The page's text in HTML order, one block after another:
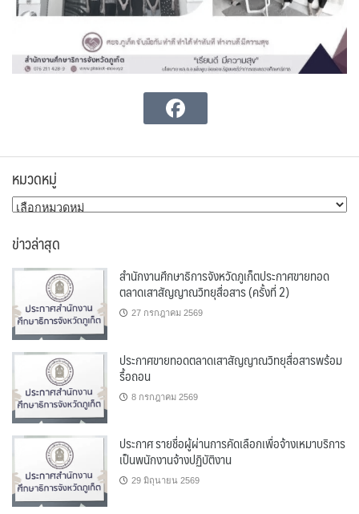
หมวดหมู่
หมวด
ข่าวล่าสุด
สำนักงานศึกษาธิการจังหวัดภูเก็ตประกาศขายทอด
ตลาดเสาสัญญาณวิทยุสื่อสาร (ครั้งที่ 2)
27 กรกฎาคม 2569
ประกาศขายทอดตลาดเสาสัญญาณวิทยุสื่อสารพร้อม
รื้อถอน
8 กรกฎาคม 2569
ประกาศ รายชื่อผู้ผ่านการคัดเลือกเพื่อจ้างเหมาบริการ
เป็นพนักงานจ้างปฏิบัติงาน
29 มิถุนายน 2569